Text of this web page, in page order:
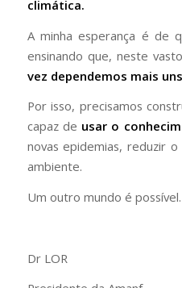
climática.
A minha esperança é de
ensinando que, neste
vez dependemos mais
Por isso, precisamos
capaz de usar o
novas epidemias, reduzir
ambiente.
Um outro mundo é possível.
Dr LOR